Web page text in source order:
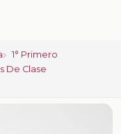
1° Primero
De Clase